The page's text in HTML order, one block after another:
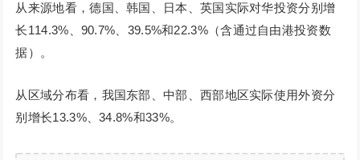
从来源地看，德国、韩国、日本、英国实际对华投资分别增
长114.3%、90.7%、39.5%和22.3%（含通过自由港投资数
据）。
从区域分布看，我国东部、中部、西部地区实际使用外资分
别增长13.3%、34.8%和33%。